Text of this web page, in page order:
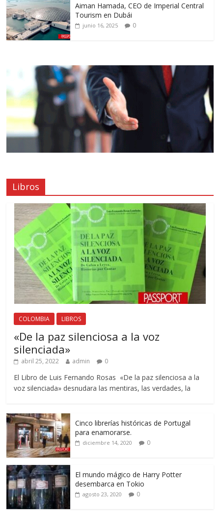
Aiman Hamada, CEO de Imperial Central
Tourism en Dubái
junio 16, 2025 0
Libros
COLOMBIA LIBROS
«De la paz silenciosa a la voz
silenciada»
abril 25, 2022 admin 0
El Libro de Luis Fernando Rosas «De la paz silenciosa a la
voz silenciada» desnudara las mentiras, las verdades, la
Cinco librerías históricas de Portugal
para enamorarse.
diciembre 14, 2020 0
El mundo mágico de Harry Potter
desembarca en Tokio
agosto 23, 2020 0